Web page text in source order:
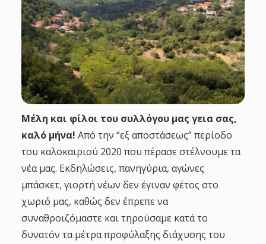
g
a
t
i
o
n
Μέλη και φίλοι του συλλόγου μας γεια σας,
καλό μήνα! Από την “εξ αποστάσεως” περίοδο
του καλοκαιριού 2020 που πέρασε στέλνουμε τα
νέα μας. Εκδηλώσεις, πανηγύρια, αγώνες
μπάσκετ, γιορτή νέων δεν έγιναν φέτος στο
χωριό μας, καθώς δεν έπρεπε να
συναθροιζόμαστε και τηρούσαμε κατά το
δυνατόν τα μέτρα προφύλαξης διάχυσης του